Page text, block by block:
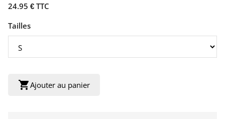
24.95 € TTC
Tailles
shopping_cartAjouter au panier